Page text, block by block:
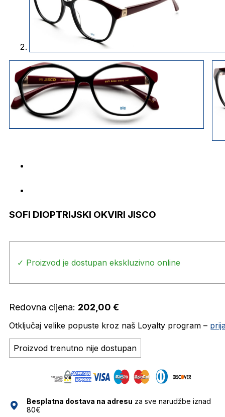
SOFI DIOPTRIJSKI OKVIRI JISCO
✓ Proizvod je dostupan ekskluzivno online
Redovna cijena: 202,00 €
Otključaj velike popuste kroz naš Loyalty program –
Proizvod trenutno nije dostupan
Besplatna dostava na adresu za sve narudžbe iznad
80€